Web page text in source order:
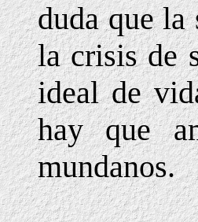
duda que la
la crisis de
ideal de
hay que
mundanos.